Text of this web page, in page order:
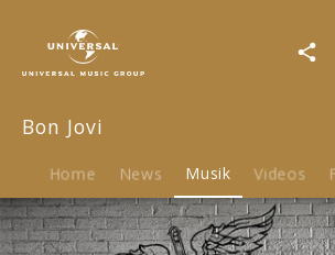
Musik
Limitless
Bon Jovi
Home News Musik Videos